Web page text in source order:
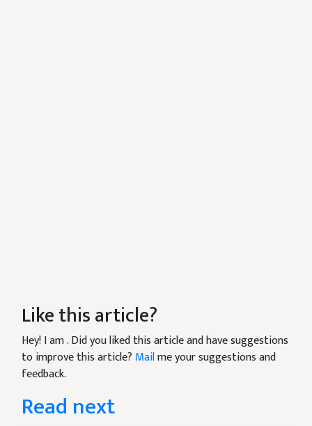
Like this article?
Hey! I am. Did you liked this article and have suggestions
to improve this article? Mailme your suggestions and
feedback.
Read next